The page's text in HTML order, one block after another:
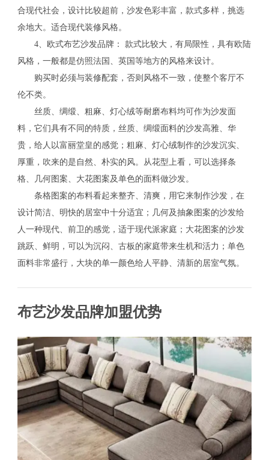
合现代社会，设计比较超前，沙发色彩丰富，款式多样，挑选
余地大。适合现代装修风格。
4、欧式布艺沙发品牌： 款式比较大，有局限性，具有欧陆
风格，一般都是仿照法国、英国等地方的风格来设计。
购买时必须与装修配套，否则风格不一致，使整个客厅不
伦不类。
丝质、绸缎、粗麻、灯心绒等耐磨布料均可作为沙发面
料，它们具有不同的特质，丝质、绸缎面料的沙发高雅、华
贵，给人以富丽堂皇的感觉；粗麻、灯心绒制作的沙发沉实、
厚重，吹来的是自然、朴实的风。从花型上看，可以选择条
格、几何图案、大花图案及单色的面料做沙发。
条格图案的布料看起来整齐、清爽，用它来制作沙发，在
设计简洁、明快的居室中十分适宜；几何及抽象图案的沙发给
人一种现代、前卫的感觉，适于现代派家庭；大花图案的沙发
跳跃、鲜明，可以为沉闷、古板的家庭带来生机和活力；单色
面料非常盛行，大块的单一颜色给人平静、清新的居室气氛。
布艺沙发品牌加盟优势